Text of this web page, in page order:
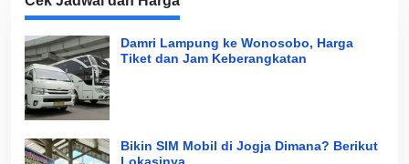
Damri Lampung ke Wonosobo, Harga
Tiket dan Jam Keberangkatan
Bikin SIM Mobil di Jogja Dimana? Berikut
Lokasinya